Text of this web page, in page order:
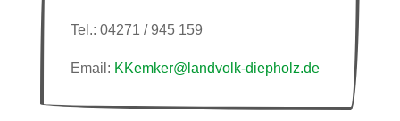
Tel.: 04271 / 945 159
Email: KKemker@landvolk-diepholz.de